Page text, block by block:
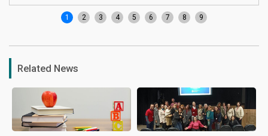
1 2 3 4 5 6 7 8 9
Related News